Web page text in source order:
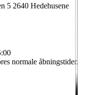
5 2640 Hedehusene
normale åbningstider.